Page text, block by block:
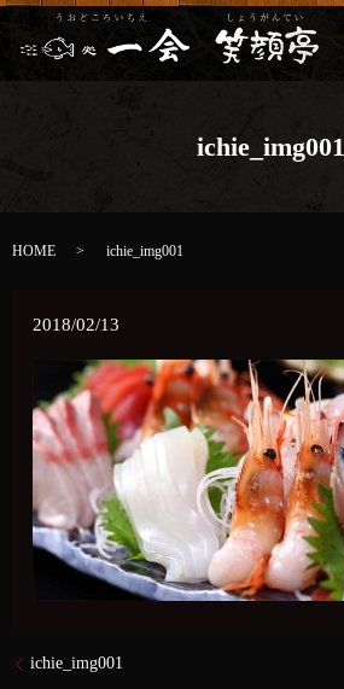
ichie_img001
HOME ichie_img001
2018/02/13
ichie_img001